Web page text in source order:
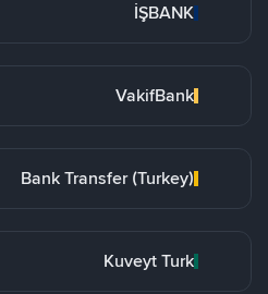
İŞBANK
VakifBank
Bank Transfer (Turkey)
Kuveyt Turk